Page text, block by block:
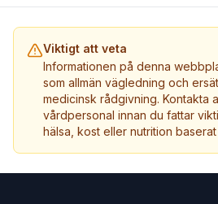
Viktigt att veta
Informationen på denna
som allmän vägledning och
medicinsk rådgivning. Kontakta
vårdpersonal innan du fattar
hälsa, kost eller nutrition